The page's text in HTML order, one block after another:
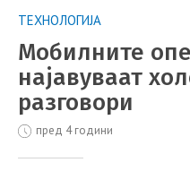
ТЕХНОЛОГИЈА
Мобилните
најавуваат
разговори
пред 4 години